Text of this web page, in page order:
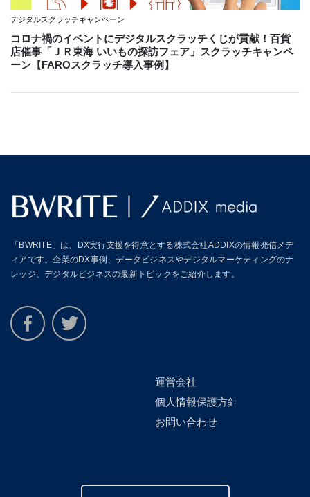
デジタルスクラッチキャンペーン
コロナ禍のイベントにデジタルスクラッチくじが貢献！百貨
店催事「ＪＲ東海 いいもの探訪フェア」スクラッチキャンペ
ーン【FAROスクラッチ導入事例】
「BWRITE」は、DX実行支援を得意とする株式会社ADDIXの情報発信メデ
ィアです。企業のDX事例、データビジネスやデジタルマーケティングのナ
レッジ、デジタルビジネスの最新トピックをご紹介します。
運営会社
個人情報保護方針
お問い合わせ